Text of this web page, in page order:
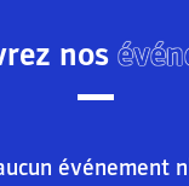
nos
événement